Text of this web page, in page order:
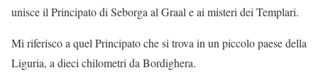
unisce il Principato di Seborga al Graal e ai misteri dei Templari.
Mi riferisco a quel Principato che si trova in un piccolo paese della
Liguria, a dieci chilometri da Bordighera.